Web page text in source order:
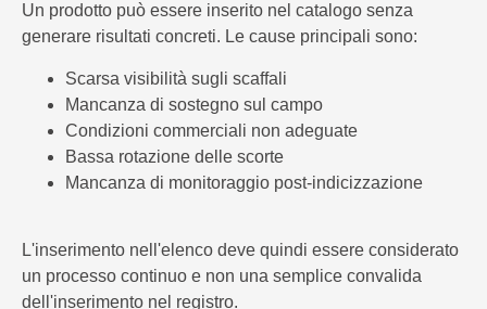
Un prodotto può essere inserito nel catalogo senza
generare risultati concreti. Le cause principali sono:
Scarsa visibilità sugli scaffali
Mancanza di sostegno sul campo
Condizioni commerciali non adeguate
Bassa rotazione delle scorte
Mancanza di monitoraggio post-indicizzazione
L'inserimento nell'elenco deve quindi essere considerato
un processo continuo e non una semplice convalida
dell'inserimento nel registro.